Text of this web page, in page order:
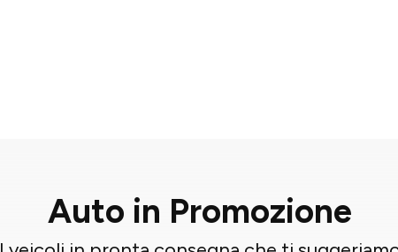
Auto in Promozione